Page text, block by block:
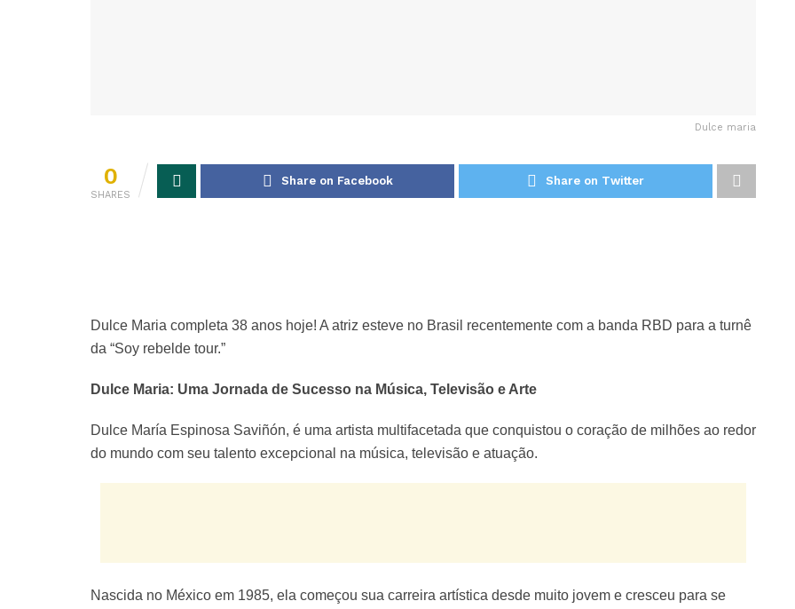
Dulce maria
0
SHARES
Share on Facebook Share on Twitter
Dulce Maria completa 38 anos hoje! A atriz esteve no Brasil recentemente com a banda RBD para a turnê
da “Soy rebelde tour.”
Dulce Maria: Uma Jornada de Sucesso na Música, Televisão e Arte
Dulce María Espinosa Saviñón, é uma artista multifacetada que conquistou o coração de milhões ao redor
do mundo com seu talento excepcional na música, televisão e atuação.
Nascida no México em 1985, ela começou sua carreira artística desde muito jovem e cresceu para se